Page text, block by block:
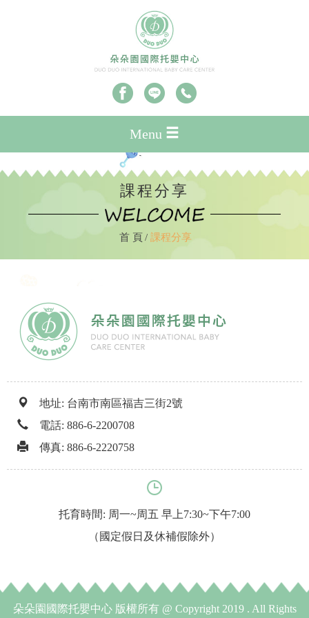
Menu
課程分享
首 頁 課程分享
地址: 台南市南區福吉三街2號
電話: 886-6-2200708
傳真: 886-6-2220758
托育時間: 周一~周五 早上7:30~下午7:00
（國定假日及休補假除外）
朵朵園國際托嬰中心 版權所有 @ Copyright 2019 . All Rights